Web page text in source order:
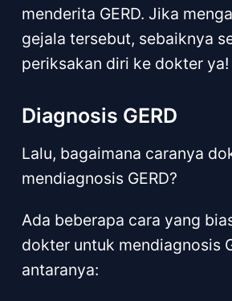
menderita GERD. Jika
gejala tersebut, sebaiknya
periksakan diri ke dokter ya!
Diagnosis GERD
Lalu, bagaimana caranya
mendiagnosis GERD?
Ada beberapa cara yang
dokter untuk mendiagnosis
antaranya: